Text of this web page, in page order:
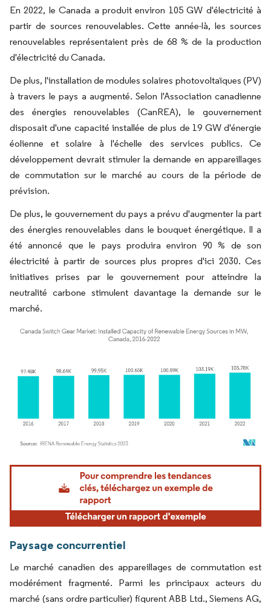
En 2022, le Canada a produit environ 105 GW d'électricité à
partir de sources renouvelables. Cette année-là, les sources
renouvelables représentaient près de 68 % de la production
d'électricité du Canada.
De plus, l'installation de modules solaires photovoltaïques (PV)
à travers le pays a augmenté. Selon l'Association canadienne
des énergies renouvelables (CanREA), le gouvernement
disposait d'une capacité installée de plus de 19 GW d'énergie
éolienne et solaire à l'échelle des services publics. Ce
développement devrait stimuler la demande en appareillages
de commutation sur le marché au cours de la période de
prévision.
De plus, le gouvernement du pays a prévu d'augmenter la part
des énergies renouvelables dans le bouquet énergétique. Il a
été annoncé que le pays produira environ 90 % de son
électricité à partir de sources plus propres d'ici 2030. Ces
initiatives prises par le gouvernement pour atteindre la
neutralité carbone stimulent davantage la demande sur le
marché.
Image © Mordor Intelligence. La réutilisation nécessite une attribution sous CC BY
Paysage concurrentiel
Le marché canadien des appareillages de commutation est
modérément fragmenté. Parmi les principaux acteurs du
marché (sans ordre particulier) figurent ABB Ltd., Siemens AG,